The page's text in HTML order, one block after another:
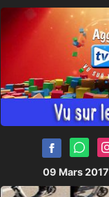
09 Mars 2017